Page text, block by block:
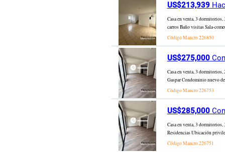
US$213,939
Casa en venta, 3
carros Baño visitas Sala-
Código Mancro226850
US$275,000
Casa en venta, 3 dormitorios,
Gaspar Condominio nuevo
Código Mancro226753
US$285,000
Casa en venta, 3
Residencias Ubicación
Código Mancro226751